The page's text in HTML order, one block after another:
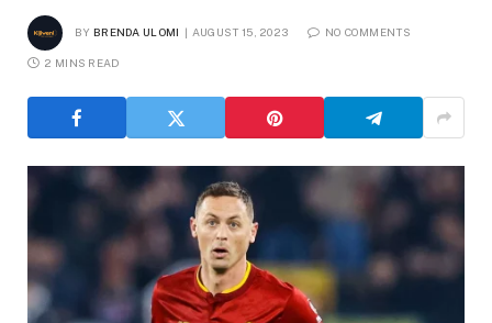
BY BRENDA ULOMI AUGUST 15, 2023 NO COMMENTS
2 MINS READ